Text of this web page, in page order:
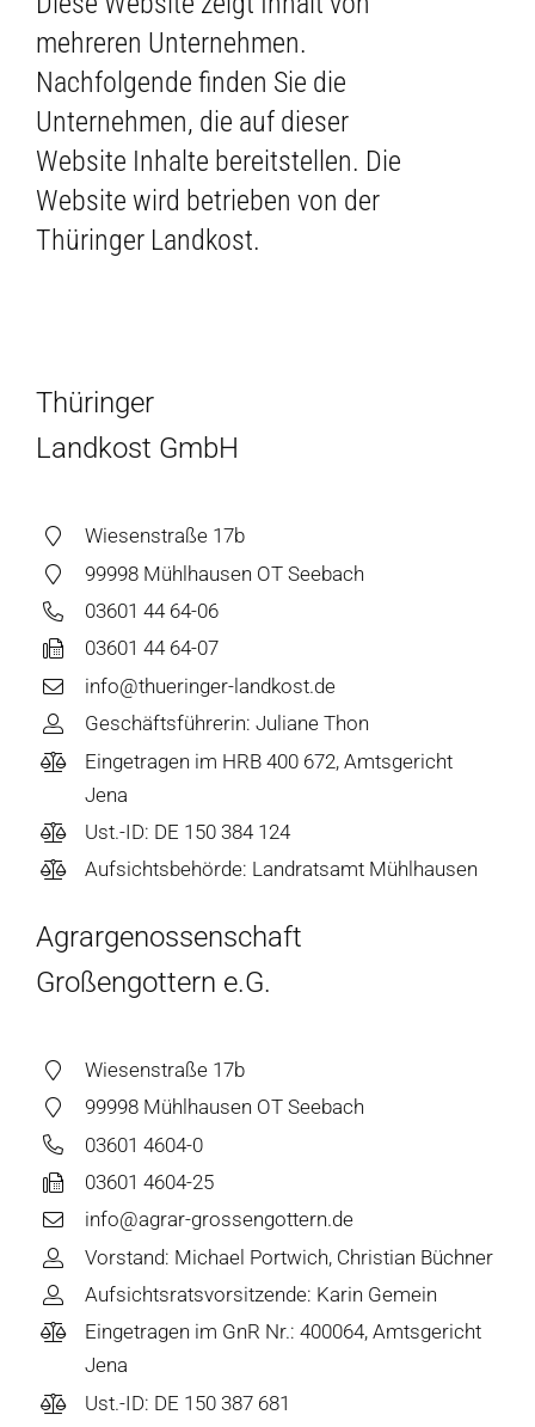
mehreren Unternehmen.
Nachfolgende finden Sie die
Unternehmen, die auf dieser
Website Inhalte bereitstellen. Die
Website wird betrieben von der
Thüringer Landkost.
Thüringer
Landkost GmbH
Wiesenstraße 17b
99998 Mühlhausen OT Seebach
03601 44 64-06
03601 44 64-07
info@thueringer-landkost.de
Geschäftsführerin: Juliane Thon
Eingetragen im HRB 400 672, Amtsgericht
Jena
Ust.-ID: DE 150 384 124
Aufsichtsbehörde: Landratsamt Mühlhausen
Agrargenossenschaft
Großengottern e.G.
Wiesenstraße 17b
99998 Mühlhausen OT Seebach
03601 4604-0
03601 4604-25
info@agrar-grossengottern.de
Vorstand: Michael Portwich, Christian Büchner
Aufsichtsratsvorsitzende: Karin Gemein
Eingetragen im GnR Nr.: 400064, Amtsgericht
Jena
Ust.-ID: DE 150 387 681